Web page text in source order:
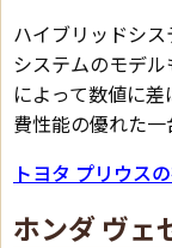
ハイブリッドシ
システムのモデ
によって数値に
費性能の優れた一
トヨタ プリウス
ホンダ ヴェ